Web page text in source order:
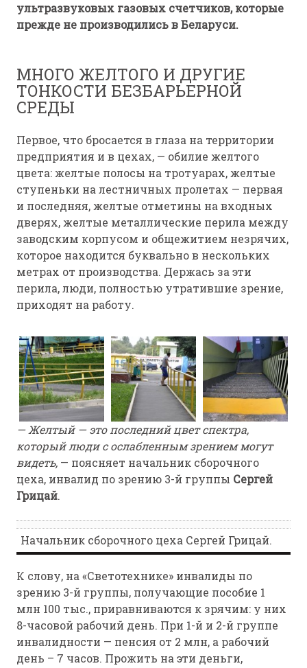
ультразвуковых газовых счетчиков, которые
прежде не производились в Беларуси.
МНОГО ЖЕЛТОГО И ДРУГИЕ
ТОНКОСТИ БЕЗБАРЬЕРНОЙ
СРЕДЫ
Первое, что бросается в глаза на территории
предприятия и в цехах, — обилие желтого
цвета: желтые полосы на тротуарах, желтые
ступеньки на лестничных пролетах — первая
и последняя, желтые отметины на входных
дверях, желтые металлические перила между
заводским корпусом и общежитием незрячих,
которое находится буквально в нескольких
метрах от производства. Держась за эти
перила, люди, полностью утратившие зрение,
приходят на работу.
— Желтый — это последний цвет спектра,
который люди с ослабленным зрением могут
видеть, — поясняет начальник сборочного
цеха, инвалид по зрению 3-й группы Сергей
Грицай.
Начальник сборочного цеха Сергей Грицай.
К слову, на «Светотехнике» инвалиды по
зрению 3-й группы, получающие пособие 1
млн 100 тыс., приравниваются к зрячим: у них
8-часовой рабочий день. При 1-й и 2-й группе
инвалидности — пенсия от 2 млн, а рабочий
день – 7 часов. Прожить на эти деньги,